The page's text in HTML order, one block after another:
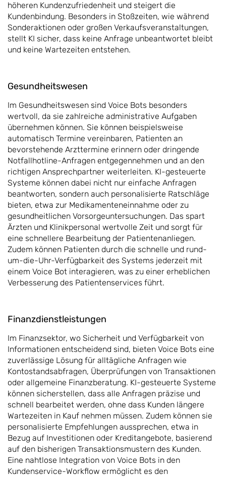
höheren Kundenzufriedenheit und steigert die
Kundenbindung. Besonders in Stoßzeiten, wie während
Sonderaktionen oder großen Verkaufsveranstaltungen,
stellt KI sicher, dass keine Anfrage unbeantwortet bleibt
und keine Wartezeiten entstehen.
Gesundheitswesen
Im Gesundheitswesen sind Voice Bots besonders
wertvoll, da sie zahlreiche administrative Aufgaben
übernehmen können. Sie können beispielsweise
automatisch Termine vereinbaren, Patienten an
bevorstehende Arzttermine erinnern oder dringende
Notfallhotline-Anfragen entgegennehmen und an den
richtigen Ansprechpartner weiterleiten. KI-gesteuerte
Systeme können dabei nicht nur einfache Anfragen
beantworten, sondern auch personalisierte Ratschläge
bieten, etwa zur Medikamenteneinnahme oder zu
gesundheitlichen Vorsorgeuntersuchungen. Das spart
Ärzten und Klinikpersonal wertvolle Zeit und sorgt für
eine schnellere Bearbeitung der Patientenanliegen.
Zudem können Patienten durch die schnelle und rund-
um-die-Uhr-Verfügbarkeit des Systems jederzeit mit
einem Voice Bot interagieren, was zu einer erheblichen
Verbesserung des Patientenservices führt.
Finanzdienstleistungen
Im Finanzsektor, wo Sicherheit und Verfügbarkeit von
Informationen entscheidend sind, bieten Voice Bots eine
zuverlässige Lösung für alltägliche Anfragen wie
Kontostandsabfragen, Überprüfungen von Transaktionen
oder allgemeine Finanzberatung. KI-gesteuerte Systeme
können sicherstellen, dass alle Anfragen präzise und
schnell bearbeitet werden, ohne dass Kunden längere
Wartezeiten in Kauf nehmen müssen. Zudem können sie
personalisierte Empfehlungen aussprechen, etwa in
Bezug auf Investitionen oder Kreditangebote, basierend
auf den bisherigen Transaktionsmustern des Kunden.
Eine nahtlose Integration von Voice Bots in den
Kundenservice-Workflow ermöglicht es den